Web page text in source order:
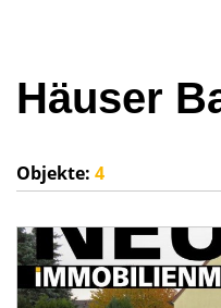
Häuser
Objekte: 4